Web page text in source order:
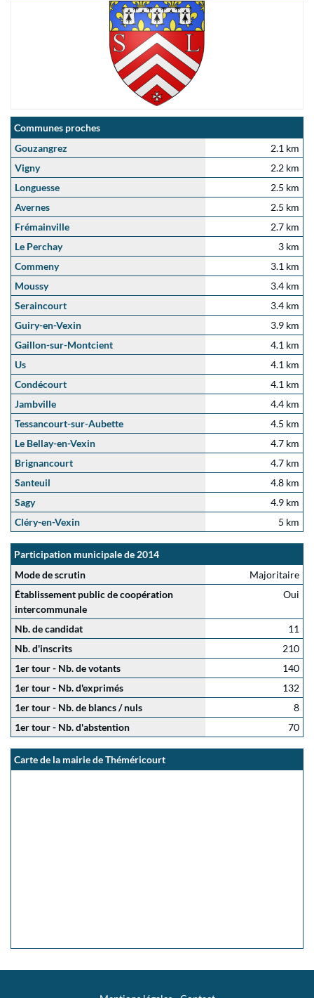
Communes proches
Gouzangrez
2.1 km
Vigny
2.2 km
Longuesse
2.5 km
Avernes
2.5 km
Frémainville
2.7 km
Le Perchay
3 km
Commeny
3.1 km
Moussy
3.4 km
Seraincourt
3.4 km
Guiry-en-Vexin
3.9 km
Gaillon-sur-Montcient
4.1 km
Us
4.1 km
Condécourt
4.1 km
Jambville
4.4 km
Tessancourt-sur-Aubette
4.5 km
Le Bellay-en-Vexin
4.7 km
Brignancourt
4.7 km
Santeuil
4.8 km
Sagy
4.9 km
Cléry-en-Vexin
5 km
Participation municipale de 2014
Mode de scrutin
Majoritaire
Établissement public de coopération
intercommunale
Oui
Nb. de candidat
11
Nb. d'inscrits
210
1er tour - Nb. de votants
140
1er tour - Nb. d'exprimés
132
1er tour - Nb. de blancs / nuls
8
1er tour - Nb. d'abstention
70
Carte de la mairie de Théméricourt